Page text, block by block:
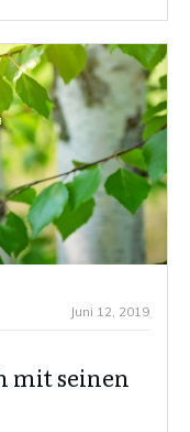
Juni 12, 2019
mit seinen